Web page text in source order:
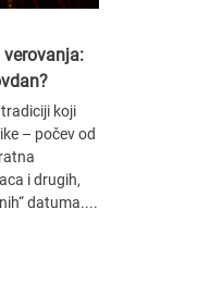
koji
– počev od
i drugih,
datuma....